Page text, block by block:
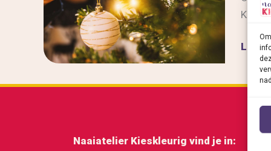
actief
Lees
Naaiatelier Kieskleurig vind je in: